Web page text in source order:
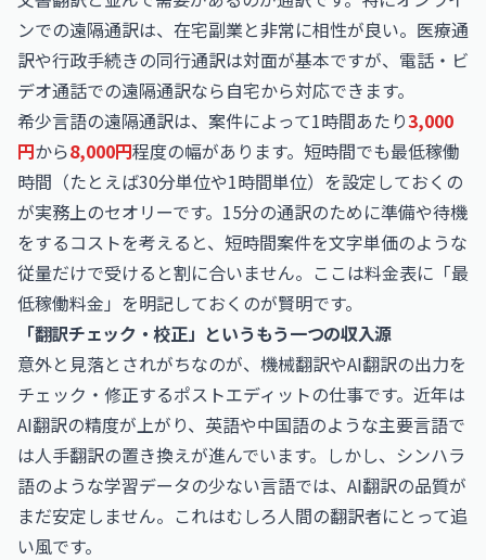
ンでの遠隔通訳は、在宅副業と非常に相性が良い。医療通
訳や行政手続きの同行通訳は対面が基本ですが、電話・ビ
デオ通話での遠隔通訳なら自宅から対応できます。
希少言語の遠隔通訳は、案件によって1時間あたり3,000
円から8,000円程度の幅があります。短時間でも最低稼働
時間（たとえば30分単位や1時間単位）を設定しておくの
が実務上のセオリーです。15分の通訳のために準備や待機
をするコストを考えると、短時間案件を文字単価のような
従量だけで受けると割に合いません。ここは料金表に「最
低稼働料金」を明記しておくのが賢明です。
「翻訳チェック・校正」というもう一つの収入源
意外と見落とされがちなのが、機械翻訳やAI翻訳の出力を
チェック・修正するポストエディットの仕事です。近年は
AI翻訳の精度が上がり、英語や中国語のような主要言語で
は人手翻訳の置き換えが進んでいます。しかし、シンハラ
語のような学習データの少ない言語では、AI翻訳の品質が
まだ安定しません。これはむしろ人間の翻訳者にとって追
い風です。